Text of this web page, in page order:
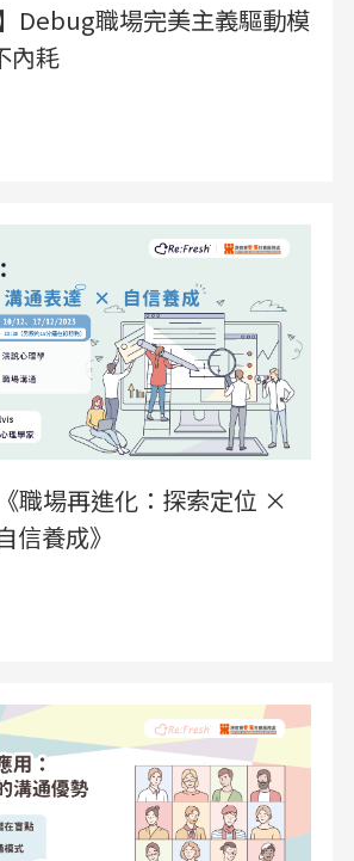
Debug職場完美主義驅動模
內耗
職場再進化：探索定位 ×
養成》